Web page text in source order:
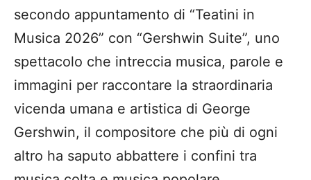
secondo appuntamento di “Teatini in
Musica 2026” con “Gershwin Suite”, uno
spettacolo che intreccia musica, parole e
immagini per raccontare la straordinaria
vicenda umana e artistica di George
Gershwin, il compositore che più di ogni
altro ha saputo abbattere i confini tra